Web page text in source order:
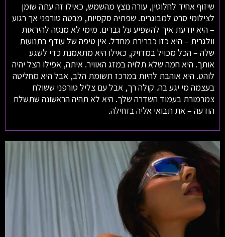
שיזוף אחיד לחלוטין, עורה נוצץ מהשמש, כאילו זה עתה שומן
לצילומי סרט למבוגרים. שפתיה סקסיות, מבטה טורפני אך רגוע
– היא יודעת איך להשפיע על גברים. מימי לא מנסה להיראות
וולגרית – היא כזו כברירת מחדל. אין טיפה של עודף בתנועות
שלה – הכל מכויל במדויק, כאילו היא מתאמנת כדי לשגע
אותך. היא חמה שלא תלויה במזג האוויר. איתה, אפילו הצל יהיה
לוהט. היא אוהבת להיות במרכז תשומת הלב, אבל היא מחליטה
בעצמה מי יגע בה. קולה רך, אבל עם צליל טורפני ששולח
צמרמורת בעמוד השדרה שלך. היא לא תהיה הראשונה שתשלח
הודעה – את תבואי אליה בזחילה.